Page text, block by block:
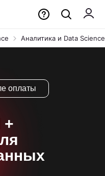
Аналитика и Data
+
оплаты